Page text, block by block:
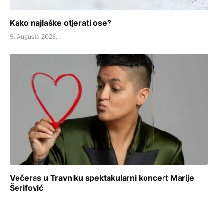
Kako najlaške otjerati ose?
9. Augusta 2026.
Večeras u Travniku spektakularni koncert Marije
Šerifović